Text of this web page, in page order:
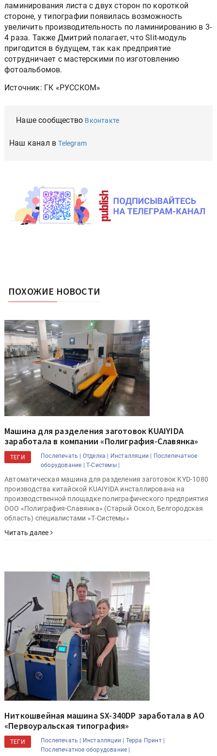
ламинирования листа с двух сторон по короткой
стороне, у типографии появилась возможность
увеличить производительность по ламинированию в 3-
4 раза. Также Дмитрий полагает, что Slit-модуль
пригодится в будущем, так как предприятие
сотрудничает с мастерскими по изготовлению
фотоальбомов.
Источник: ГК «РУССКОМ»
Наше сообщество Вконтакте
Наш канал вTelegram
ПОХОЖИЕ НОВОСТИ
Машина для разделения заготовок KUAIYIDA
заработала в компании «Полиграфия-Славянка»
ТЕГИ Послепечать | Отделка | Инсталляции | Послепечатное
оборудование | Т-Системы |
Автоматическая машина для разделения заготовок KYD-1080
производства китайской KUAIYIDA инсталлирована на
производственной площадке полиграфического предприятия
ООО «Полиграфия-Славянка» (Старый Оскол, Белгородская
область) специалистами «Т-Системы»
Читать далее
Ниткошвейная машина SX-340DP заработала в АО
«Первоуральская типография»
ТЕГИ Послепечать | Инсталляции | Терра Принт |
Послепечатное оборудование |